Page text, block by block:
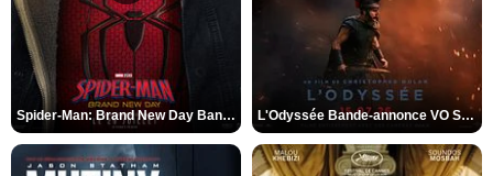
Spider-Man: Brand New Day Bande-annonce VO STFR L'Odyssée Bande-annonce VO STFR